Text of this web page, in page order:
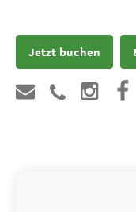
Jetzt buchen